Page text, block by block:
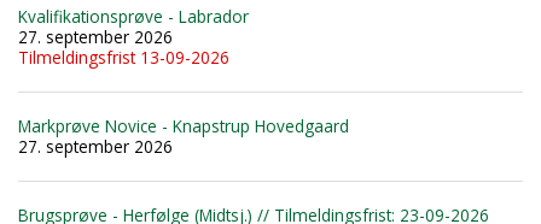
Kvalifikationsprøve - Labrador
27. september 2026
Tilmeldingsfrist 13-09-2026
Markprøve Novice - Knapstrup Hovedgaard
27. september 2026
Brugsprøve - Herfølge (Midtsj.) // Tilmeldingsfrist: 23-09-2026